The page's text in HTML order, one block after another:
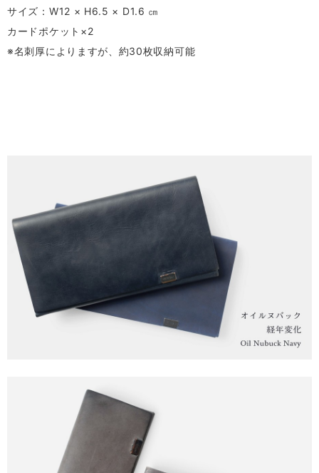
サイズ：W12 × H6.5 × D1.6 ㎝
カードポケット×2
※名刺厚によりますが、約30枚収納可能